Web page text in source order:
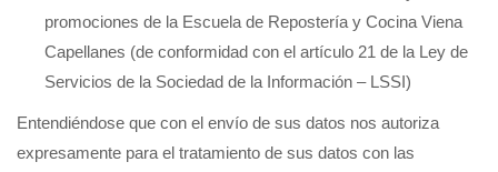
promociones de la Escuela de Repostería y Cocina Viena
Capellanes (de conformidad con el artículo 21 de la Ley de
Servicios de la Sociedad de la Información – LSSI)
Entendiéndose que con el envío de sus datos nos autoriza
expresamente para el tratamiento de sus datos con las